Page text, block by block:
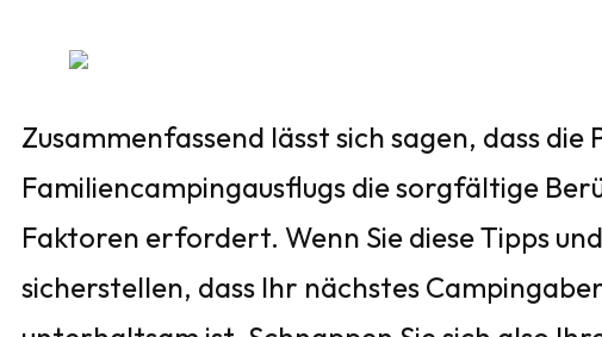
Zusammenfassend lässt sich sagen, dass
Familiencampingausflugs die sorgfältige
Faktoren erfordert. Wenn Sie diese Tipps
sicherstellen, dass Ihr nächstes